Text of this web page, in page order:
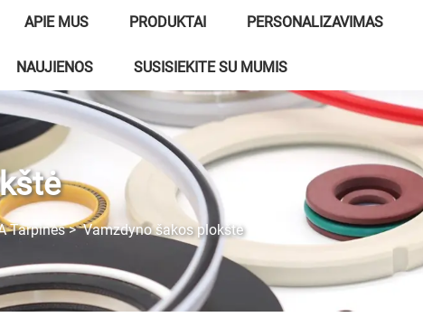
APIE MUS PRODUKTAI PERSONALIZAVIMAS
NAUJIENOS SUSISIEKITE SU MUMIS
Tarpinės>Vamzdyno šakos plokštė